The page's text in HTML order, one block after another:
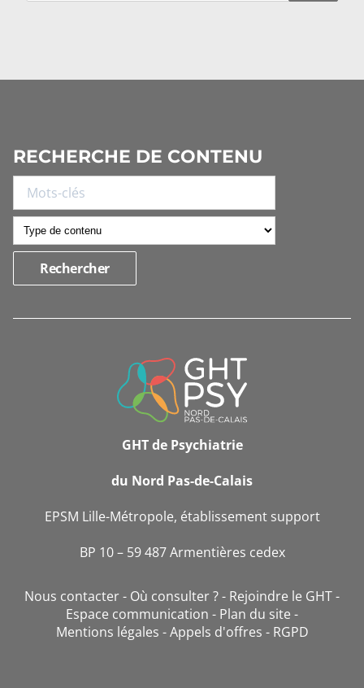
RECHERCHE DE CONTENU
INFORMATIONS
GHT de Psychiatrie
du Nord Pas-de-Calais
EPSM Lille-Métropole, établissement support
BP 10 – 59 487 Armentières cedex
Nous contacter Où consulter ?
Rejoindre le GHT
Espace communication
Plan du site
Mentions légales
Appels d'offres RGPD